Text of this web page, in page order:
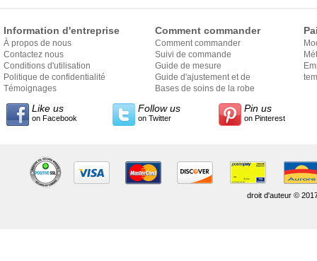
Information d'entreprise
À propos de nous
Contactez nous
Conditions d'utilisation
Politique de confidentialité
Témoignages
Comment commander
Comment commander
Suivi de commande
Guide de mesure
Guide d'ajustement et de
style
Bases de soins de la robe
Like us
on Facebook
Follow us
on Twitter
Pin us
on Pinterest
droit d'auteur ©